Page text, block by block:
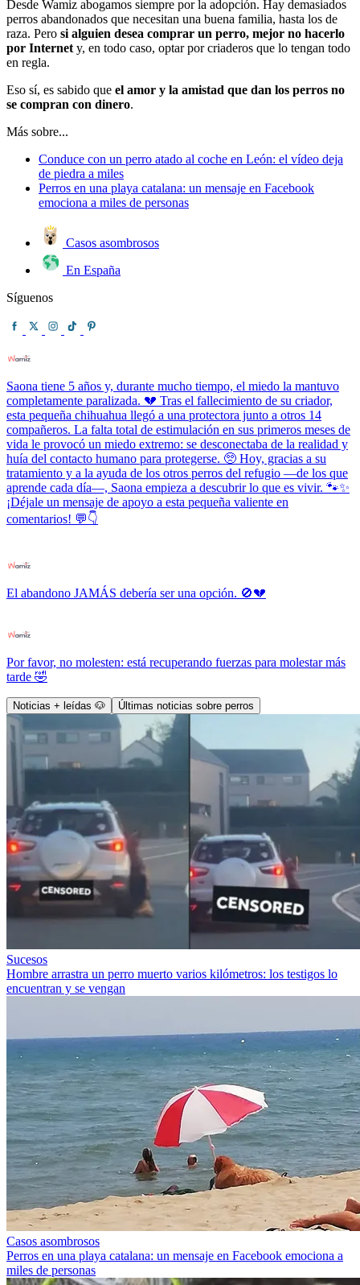
Desde Wamiz abogamos siempre por la adopción. Hay demasiados
perros abandonados que necesitan una buena familia, hasta los de
raza. Pero si alguien desea comprar un perro, mejor no hacerlo
por Internet y, en todo caso, optar por criaderos que lo tengan todo
en regla.
Eso sí, es sabido que el amor y la amistad que dan los perros no
se compran con dinero.
Más sobre...
Conduce con un perro atado al coche en León: el vídeo deja
de piedra a miles
Perros en una playa catalana: un mensaje en Facebook
emociona a miles de personas
Casos asombrosos
En España
Síguenos
Saona tiene 5 años y, durante mucho tiempo, el miedo la mantuvo
completamente paralizada. 💔 Tras el fallecimiento de su criador,
esta pequeña chihuahua llegó a una protectora junto a otros 14
compañeros. La falta total de estimulación en sus primeros meses de
vida le provocó un miedo extremo: se desconectaba de la realidad y
huía del contacto humano para protegerse. 🥺 Hoy, gracias a su
tratamiento y a la ayuda de los otros perros del refugio —de los que
aprende cada día—, Saona empieza a descubrir lo que es vivir. 🐾✨
¡Déjale un mensaje de apoyo a esta pequeña valiente en
comentarios! 💬👇
El abandono JAMÁS debería ser una opción. 🚫💔
Por favor, no molesten: está recuperando fuerzas para molestar más
tarde 🤣
Noticias + leídas 🐶 Últimas noticias sobre perros
Sucesos
Hombre arrastra un perro muerto varios kilómetros: los testigos lo
encuentran y se vengan
Casos asombrosos
Perros en una playa catalana: un mensaje en Facebook emociona a
miles de personas